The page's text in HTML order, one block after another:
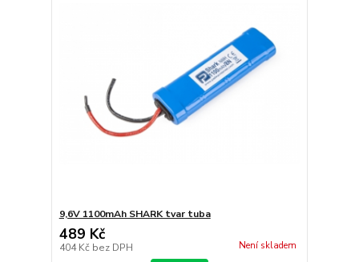
9,6V 1100mAh SHARK tvar tuba
489 Kč
404 Kč bez DPH Není skladem